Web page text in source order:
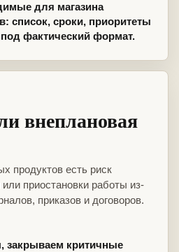
для магазина
список, сроки, приоритеты
фактический формат.
внеплановая
продуктов есть риск
приостановки работы из-
приказов и договоров.
закрываем критичные